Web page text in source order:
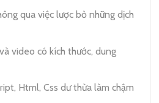
qua việc lược bỏ những dịch
video có kích thước, dung
Html, Css dư thừa làm chậm